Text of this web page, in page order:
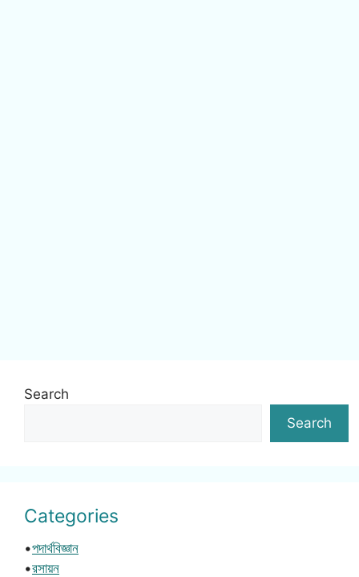
Search
Search
Categories
•পদার্থবিজ্ঞান
•রসায়ন